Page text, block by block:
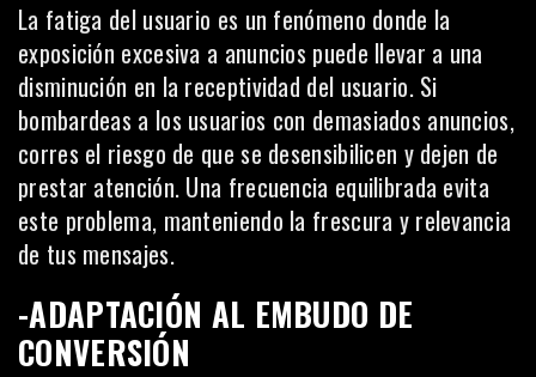
La fatiga del usuario es un fenómeno donde la
exposición excesiva a anuncios puede llevar a una
disminución en la receptividad del usuario. Si
bombardeas a los usuarios con demasiados anuncios,
corres el riesgo de que se desensibilicen y dejen de
prestar atención. Una frecuencia equilibrada evita
este problema, manteniendo la frescura y relevancia
de tus mensajes.
-ADAPTACIÓN AL EMBUDO DE
CONVERSIÓN